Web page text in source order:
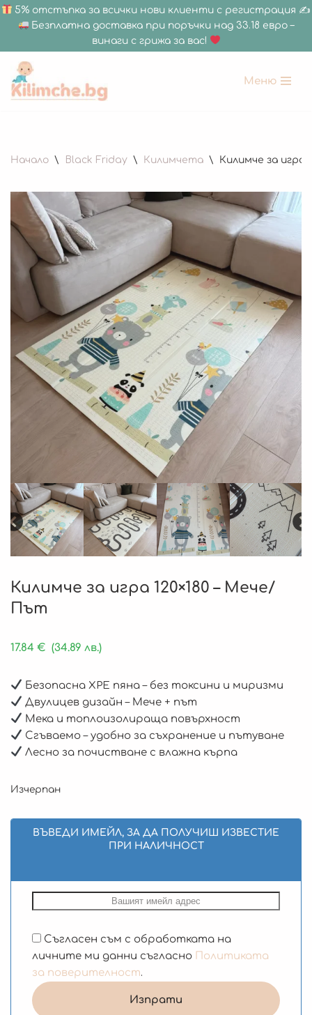
5% отстъпка за всички нови клиенти с регистрация ✍
Безплатна доставка при поръчки над 33.18 евро –
винаги с грижа за вас!
Продължете
Меню
Начало \ Black Friday \ Килимчета \ Килимче за игра
Килимче за игра 120×180 – Мече/
Път
17.84 € (34.89 лв.)
Безопасна XPE пяна – без токсини и миризми
Двулицев дизайн – Мече + път
Мека и топлоизолираща повърхност
Сгъваемо – удобно за съхранение и пътуване
Лесно за почистване с влажна кърпа
Изчерпан
ВЪВЕДИ ИМЕЙЛ, ЗА ДА ПОЛУЧИШ ИЗВЕСТИЕ
ПРИ НАЛИЧНОСТ
Съгласен съм с обработката на
личните ми данни съгласно Политиката
за поверителност.